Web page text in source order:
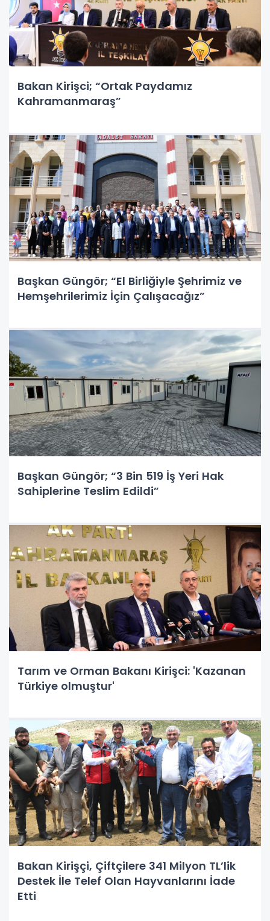
Bakan Kirişci; “Ortak Paydamız
Kahramanmaraş”
Başkan Güngör; “El Birliğiyle Şehrimiz ve
Hemşehrilerimiz İçin Çalışacağız”
Başkan Güngör; “3 Bin 519 İş Yeri Hak
Sahiplerine Teslim Edildi”
Tarım ve Orman Bakanı Kirişci: 'Kazanan
Türkiye olmuştur'
Bakan Kirişçi, Çiftçilere 341 Milyon TL’lik
Destek İle Telef Olan Hayvanlarını İade
Etti